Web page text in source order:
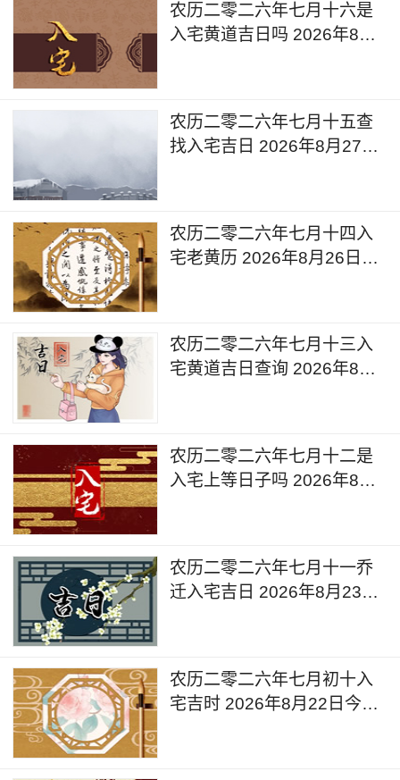
农历二零二六年七月十六是
入宅黄道吉日吗 2026年8月
农历二零二六年七月十五查
找入宅吉日 2026年8月27日
农历二零二六年七月十四入
宅老黄历 2026年8月26日黄
农历二零二六年七月十三入
宅黄道吉日查询 2026年8月
农历二零二六年七月十二是
入宅上等日子吗 2026年8月
农历二零二六年七月十一乔
迁入宅吉日 2026年8月23日
农历二零二六年七月初十入
宅吉时 2026年8月22日今天